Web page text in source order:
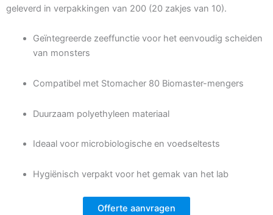
geleverd in verpakkingen van 200 (20 zakjes van 10).
Geïntegreerde zeeffunctie voor het eenvoudig scheiden
van monsters
Compatibel met Stomacher 80 Biomaster-mengers
Duurzaam polyethyleen materiaal
Ideaal voor microbiologische en voedseltests
Hygiënisch verpakt voor het gemak van het lab
Offerte aanvragen